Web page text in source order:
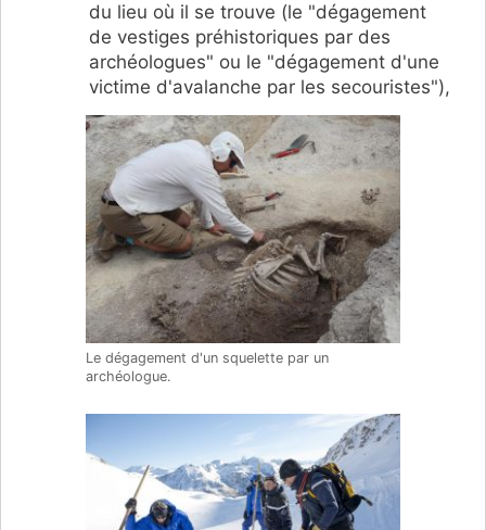
du lieu où il se trouve (le "dégagement
de vestiges préhistoriques par des
archéologues" ou le "dégagement d'une
victime d'avalanche par les secouristes"),
Le dégagement d'un squelette par un
archéologue.